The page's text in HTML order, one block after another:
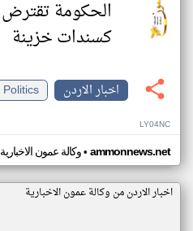
كسندات خزينة
اخبار الاردن
Politics
LY04NC
وكالة عمون الاخبارية• ammonnews.net
اخبار الاردن من وكالة عمون الاخبارية